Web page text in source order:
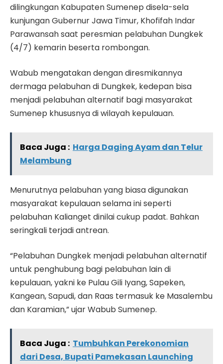
dilingkungan Kabupaten Sumenep disela-sela
kunjungan Gubernur Jawa Timur, Khofifah Indar
Parawansah saat peresmian pelabuhan Dungkek
(4/7) kemarin beserta rombongan.
Wabub mengatakan dengan diresmikannya
dermaga pelabuhan di Dungkek, kedepan bisa
menjadi pelabuhan alternatif bagi masyarakat
Sumenep khususnya di wilayah kepulauan.
Baca Juga : Harga Daging Ayam dan Telur
Melambung
Menurutnya pelabuhan yang biasa digunakan
masyarakat kepulauan selama ini seperti
pelabuhan Kalianget dinilai cukup padat. Bahkan
seringkali terjadi antrean.
“Pelabuhan Dungkek menjadi pelabuhan alternatif
untuk penghubung bagi pelabuhan lain di
kepulauan, yakni ke Pulau Gili Iyang, Sapeken,
Kangean, Sapudi, dan Raas termasuk ke Masalembu
dan Karamian,” ujar Wabub Sumenep.
Baca Juga : Tumbuhkan Perekonomian
dari Desa, Bupati Pamekasan Launching